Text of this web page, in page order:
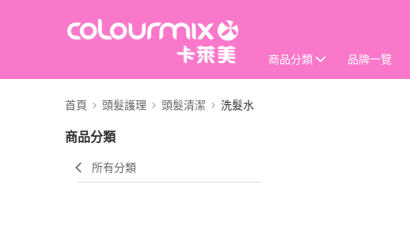
商品分類 品牌一覽
首頁 頭髮護理 頭髮清潔 洗髮水
商品分類
所有分類